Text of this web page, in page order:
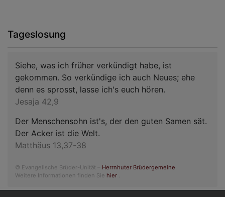
Tageslosung
Siehe, was ich früher verkündigt habe, ist
gekommen. So verkündige ich auch Neues; ehe
denn es sprosst, lasse ich's euch hören.
Jesaja 42,9
Der Menschensohn ist's, der den guten Samen sät.
Der Acker ist die Welt.
Matthäus 13,37-38
© Evangelische Brüder-Unität – Herrnhuter Brüdergemeine
Weitere Informationen finden Sie hier